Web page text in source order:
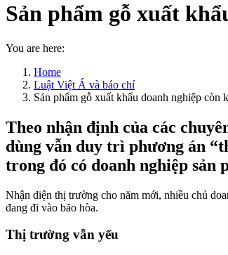
Sản phẩm gỗ xuất
You are here:
Home
Luật Việt Á và báo chí
Sản phẩm gỗ xuất khẩu doanh nghiệp còn
Theo nhận định của các
dùng vẫn duy trì phương án
trong đó có doanh nghiệp sản
Nhận diện thị trường cho năm mới, nhiều chủ
đang đi vào bão hòa.
Thị trường vẫn yếu